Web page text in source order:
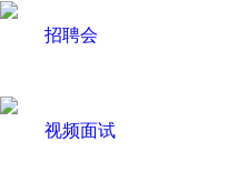
招聘会
视频面试